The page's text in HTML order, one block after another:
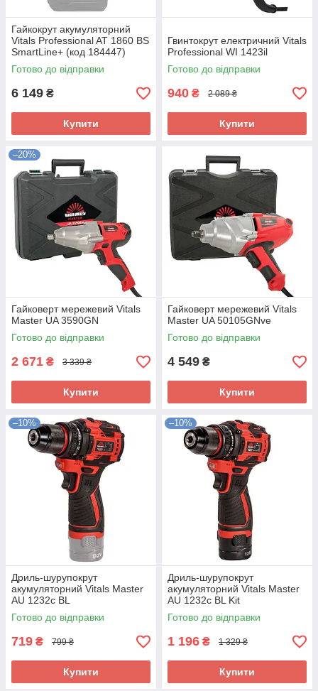
Гайкокрут акумуляторний
Vitals Professional AT 1860 BS
SmartLine+ (код 184447)
Готово до відправки
6 149 ₴
Купити
Гвинтокрут електричний Vitals
Professional WI 1423il
Готово до відправки
940 ₴ 2 089 ₴
Купити
–20%
Гайковерт мережевий Vitals
Master UA 3590GN
Готово до відправки
2 671 ₴ 3 339 ₴
Купити
Гайковерт мережевий Vitals
Master UA 50105GNve
Готово до відправки
4 549 ₴
Купити
–10%
Дриль-шурупокрут
акумуляторний Vitals Master
AU 1232c BL
Готово до відправки
719 ₴ 799 ₴
Купити
–10%
Дриль-шурупокрут
акумуляторний Vitals Master
AU 1232c BL Kit
Готово до відправки
1 196 ₴ 1 329 ₴
Купити